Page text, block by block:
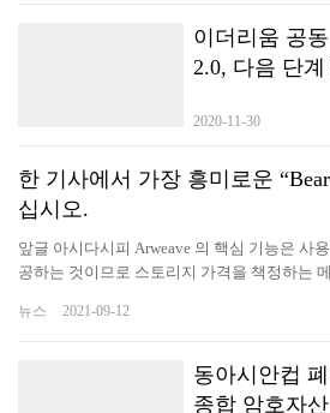
이더리움 공
2.0, 다음 단
2020-11-30
한 기사에서 가장 흥미로운
십시오.
앞글 아시다시피 Arweave 의 핵심 기능은 사
공하는 것이므로 스토리지 가격을 책정하는
에 있다. Bearbrick Park NFT 스토리지도 확장
을 사용합니다. 간단히 말해서, Bearbrick
요 업무는 NFT 를 사용자 정의하고, 상향식
뉴스 2021-09-12
동아시안컵
종합 암호자